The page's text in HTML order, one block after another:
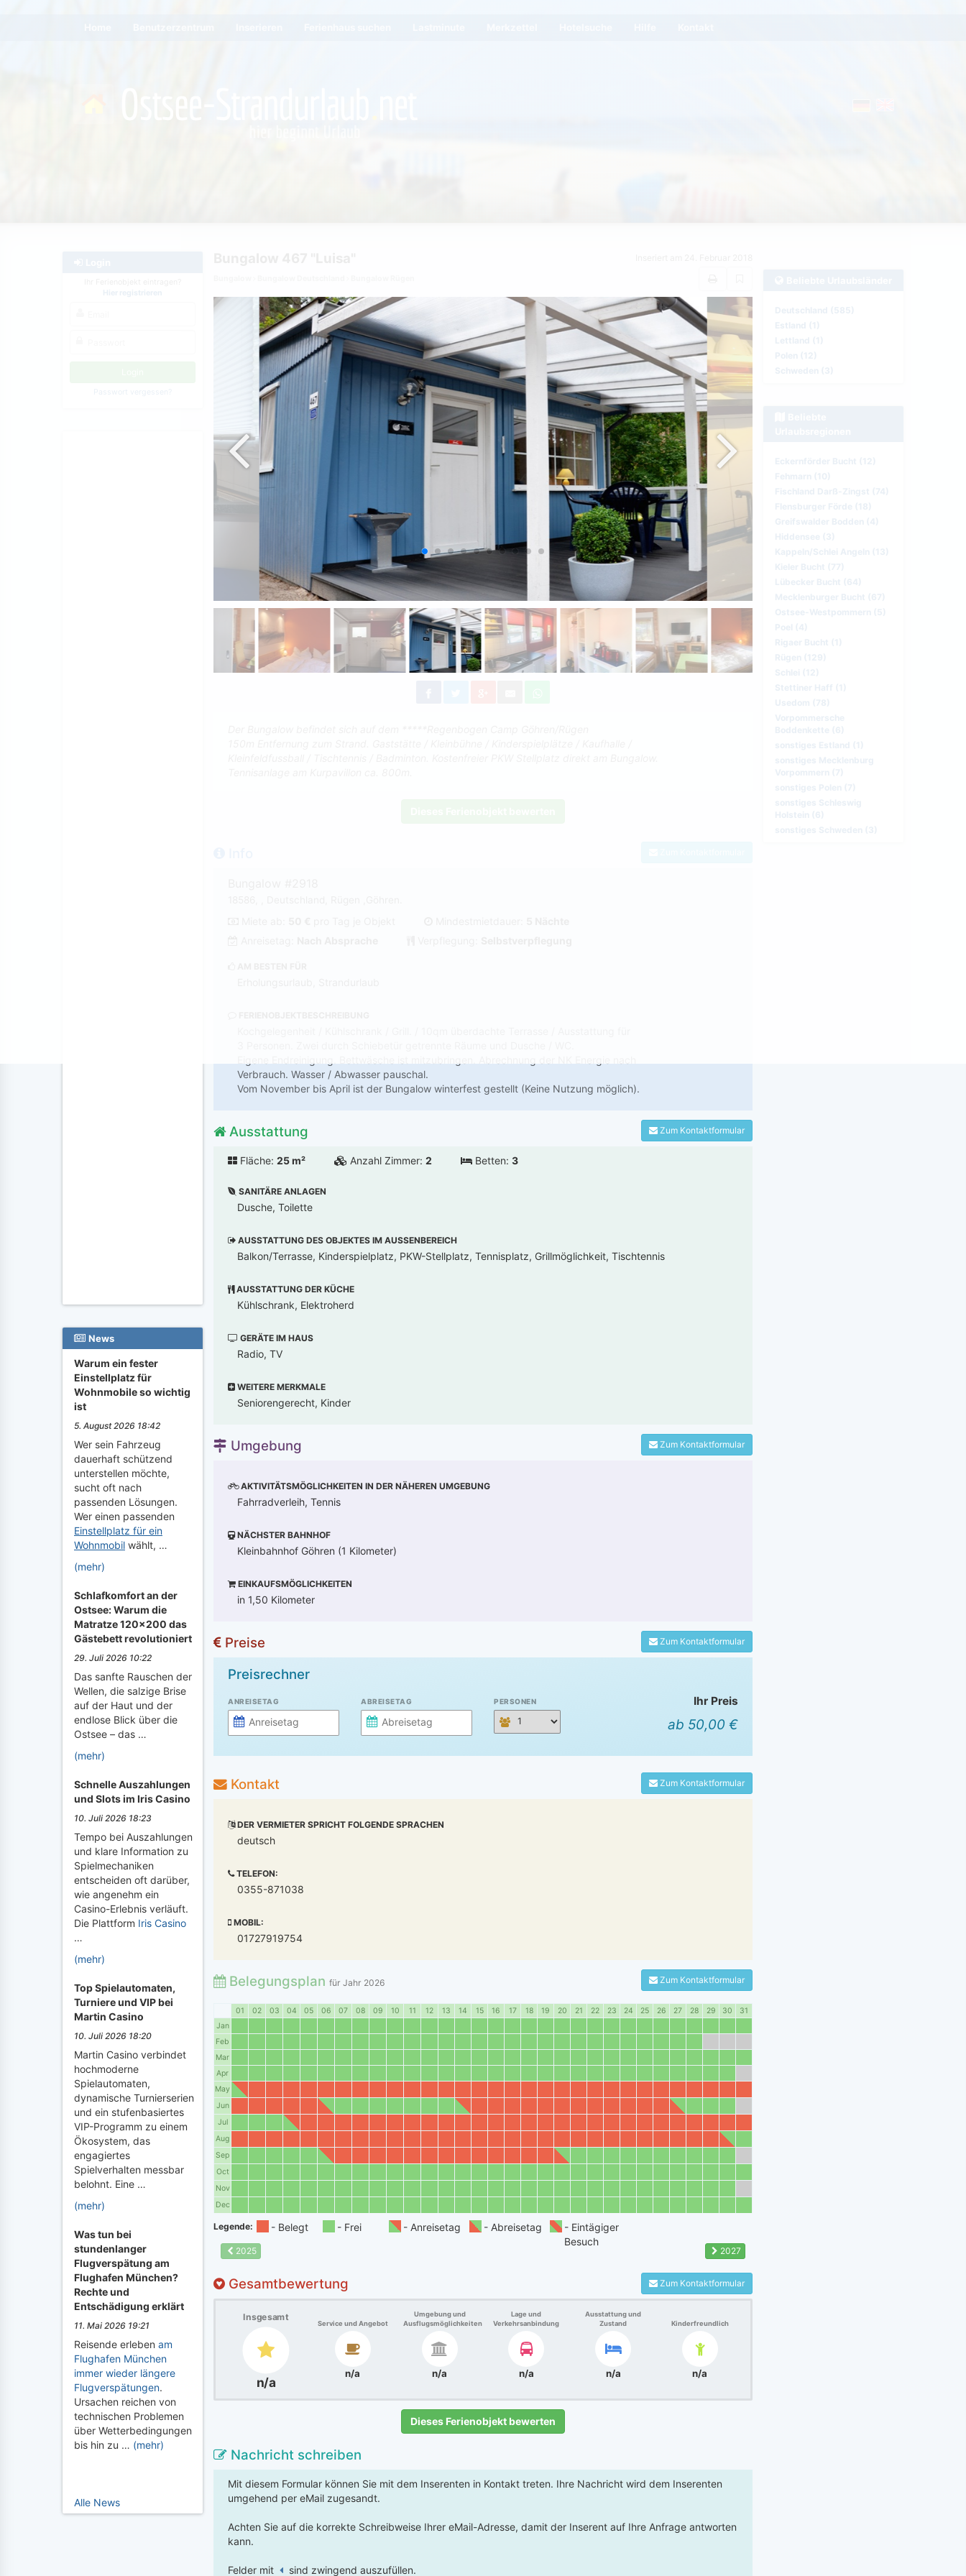
News
Warum ein fester
Einstellplatz für
Wohnmobile so wichtig
ist
5. August 2026 18:42
Wer sein Fahrzeug
dauerhaft schützend
unterstellen möchte,
sucht oft nach
passenden Lösungen.
Wer einen passenden
Einstellplatz für ein
Wohnmobil wählt, …
(mehr)
Schlafkomfort an der
Ostsee: Warum die
Matratze 120x200 das
Gästebett revolutioniert
29. Juli 2026 10:22
Das sanfte Rauschen der
Wellen, die salzige Brise
auf der Haut und der
endlose Blick über die
Ostsee – das …
(mehr)
Schnelle Auszahlungen
und Slots im Iris Casino
10. Juli 2026 18:23
Tempo bei Auszahlungen
und klare Information zu
Spielmechaniken
entscheiden oft darüber,
wie angenehm ein
Casino-Erlebnis verläuft.
Die Plattform Iris Casino
…
(mehr)
Top Spielautomaten,
Turniere und VIP bei
Martin Casino
10. Juli 2026 18:20
Martin Casino verbindet
hochmoderne
Spielautomaten,
dynamische Turnierserien
und ein stufenbasiertes
VIP-Programm zu einem
Ökosystem, das
engagiertes
Spielverhalten messbar
belohnt. Eine …
(mehr)
Was tun bei
stundenlanger
Flugverspätung am
Flughafen München?
Rechte und
Entschädigung erklärt
11. Mai 2026 19:21
Reisende erleben am
Flughafen München
immer wieder längere
Flugverspätungen.
Ursachen reichen von
technischen Problemen
über Wetterbedingungen
bis hin zu … (mehr)
Alle News
Verbrauch. Wasser / Abwasser pauschal.
Vom November bis April ist der Bungalow winterfest gestellt (Keine Nutzung möglich).
Ausstattung Zum Kontaktformular
Fläche: 25 m² Anzahl Zimmer: 2 Betten: 3
SANITÄRE ANLAGEN
Dusche, Toilette
AUSSTATTUNG DES OBJEKTES IM AUSSENBEREICH
Balkon/Terrasse, Kinderspielplatz, PKW-Stellplatz, Tennisplatz, Grillmöglichkeit, Tischtennis
AUSSTATTUNG DER KÜCHE
Kühlschrank, Elektroherd
GERÄTE IM HAUS
Radio, TV
WEITERE MERKMALE
Seniorengerecht, Kinder
Umgebung Zum Kontaktformular
AKTIVITÄTSMÖGLICHKEITEN IN DER NÄHEREN UMGEBUNG
Fahrradverleih, Tennis
NÄCHSTER BAHNHOF
Kleinbahnhof Göhren (1 Kilometer)
EINKAUFSMÖGLICHKEITEN
in 1,50 Kilometer
Preise Zum Kontaktformular
Preisrechner
ANREISETAG ABREISETAG PERSONEN Ihr Preis
ab 50,00 €
Kontakt Zum Kontaktformular
DER VERMIETER SPRICHT FOLGENDE SPRACHEN
deutsch
TELEFON:
0355-871038
MOBIL:
01727919754
Belegungsplan für Jahr 2026 Zum Kontaktformular
01 02 03 04 05 06 07 08 09 10 11 12 13 14 15 16 17 18 19 20 21 22 23 24 25 26 27 28 29 30
31
Jan
Feb
Mar
Apr
May
Jun
Jul
Aug
Sep
Oct
Nov
Dec
Legende:
2025 2027
Gesamtbewertung Zum Kontaktformular
Insgesamt
n/a
Service und Angebot
n/a
Umgebung und
Ausflugsmöglichkeiten
n/a
Lage und
Verkehrsanbindung
n/a
Ausstattung und
Zustand
n/a
Kinderfreundlich
n/a
Dieses Ferienobjekt bewerten
Nachricht schreiben
Mit diesem Formular können Sie mit dem Inserenten in Kontakt treten. Ihre Nachricht wird dem Inserenten
umgehend per eMail zugesandt.
Achten Sie auf die korrekte Schreibweise Ihrer eMail-Adresse, damit der Inserent auf Ihre Anfrage antworten
kann.
Felder mit sind zwingend auszufüllen.